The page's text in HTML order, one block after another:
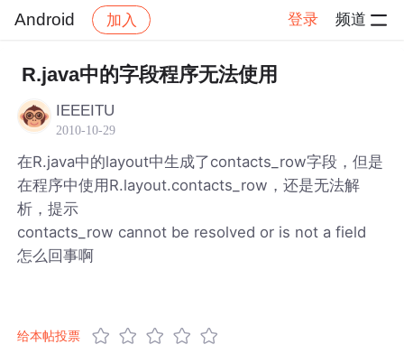
Android 加入 登录 频道
社区 Android 帖子详情
R.java中的字段程序无法使用
IEEEITU
2010-10-29
在R.java中的layout中生成了contacts_row字段，但是
在程序中使用R.layout.contacts_row，还是无法解
析，提示
contacts_row cannot be resolved or is not a field
怎么回事啊
给本帖投票